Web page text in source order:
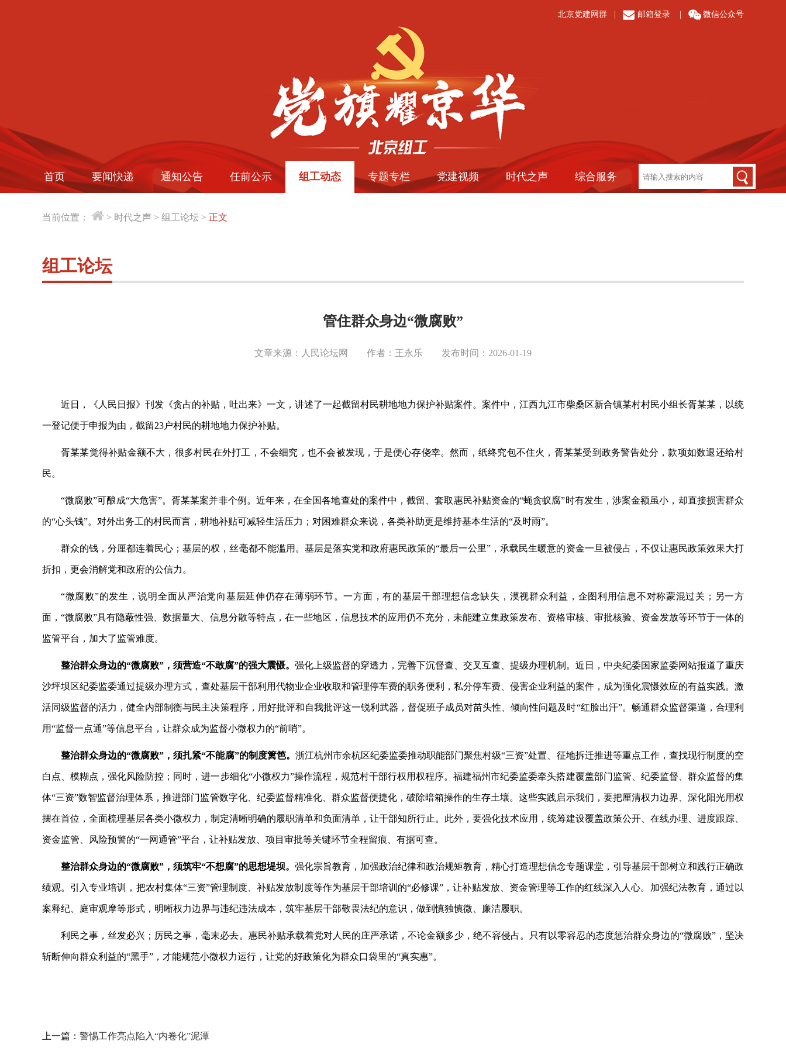
北京党建网群 邮箱登录 微信公众号
首页 要闻快递 通知公告 任前公示 组工动态 专题专栏 党建视频 时代之声 综合服务
当前位置： > 时代之声 > 组工论坛 > 正文
组工论坛
管住群众身边“微腐败”
文章来源：人民论坛网 作者：王永乐 发布时间：2026-01-19
近日，《人民日报》刊发《贪占的补贴，吐出来》一文，讲述了一起截留村民耕地地力保护补贴案件。案件中，江西九江市柴桑区新合镇某村村民小组长胥某某，以统
一登记便于申报为由，截留23户村民的耕地地力保护补贴。
胥某某觉得补贴金额不大，很多村民在外打工，不会细究，也不会被发现，于是便心存侥幸。然而，纸终究包不住火，胥某某受到政务警告处分，款项如数退还给村
民。
“微腐败”可酿成“大危害”。胥某某案并非个例。近年来，在全国各地查处的案件中，截留、套取惠民补贴资金的“蝇贪蚁腐”时有发生，涉案金额虽小，却直接损害群众
的“心头钱”。对外出务工的村民而言，耕地补贴可减轻生活压力；对困难群众来说，各类补助更是维持基本生活的“及时雨”。
群众的钱，分厘都连着民心；基层的权，丝毫都不能滥用。基层是落实党和政府惠民政策的“最后一公里”，承载民生暖意的资金一旦被侵占，不仅让惠民政策效果大打
折扣，更会消解党和政府的公信力。
“微腐败”的发生，说明全面从严治党向基层延伸仍存在薄弱环节。一方面，有的基层干部理想信念缺失，漠视群众利益，企图利用信息不对称蒙混过关；另一方
面，“微腐败”具有隐蔽性强、数据量大、信息分散等特点，在一些地区，信息技术的应用仍不充分，未能建立集政策发布、资格审核、审批核验、资金发放等环节于一体的
监管平台，加大了监管难度。
整治群众身边的“微腐败”，须营造“不敢腐”的强大震慑。 强化上级监督的穿透力，完善下沉督查、交叉互查、提级办理机制。近日，中央纪委国家监委网站报道了重庆
沙坪坝区纪委监委通过提级办理方式，查处基层干部利用代物业企业收取和管理停车费的职务便利，私分停车费、侵害企业利益的案件，成为强化震慑效应的有益实践。激
活同级监督的活力，健全内部制衡与民主决策程序，用好批评和自我批评这一锐利武器，督促班子成员对苗头性、倾向性问题及时“红脸出汗”。畅通群众监督渠道，合理利
用“监督一点通”等信息平台，让群众成为监督小微权力的“前哨”。
整治群众身边的“微腐败”，须扎紧“不能腐”的制度篱笆。 浙江杭州市余杭区纪委监委推动职能部门聚焦村级“三资”处置、征地拆迁推进等重点工作，查找现行制度的空
白点、模糊点，强化风险防控；同时，进一步细化“小微权力”操作流程，规范村干部行权用权程序。福建福州市纪委监委牵头搭建覆盖部门监管、纪委监督、群众监督的集
体“三资”数智监督治理体系，推进部门监管数字化、纪委监督精准化、群众监督便捷化，破除暗箱操作的生存土壤。这些实践启示我们，要把厘清权力边界、深化阳光用权
摆在首位，全面梳理基层各类小微权力，制定清晰明确的履职清单和负面清单，让干部知所行止。此外，要强化技术应用，统筹建设覆盖政策公开、在线办理、进度跟踪、
资金监管、风险预警的“一网通管”平台，让补贴发放、项目审批等关键环节全程留痕、有据可查。
整治群众身边的“微腐败”，须筑牢“不想腐”的思想堤坝。 强化宗旨教育，加强政治纪律和政治规矩教育，精心打造理想信念专题课堂，引导基层干部树立和践行正确政
绩观。引入专业培训，把农村集体“三资”管理制度、补贴发放制度等作为基层干部培训的“必修课”，让补贴发放、资金管理等工作的红线深入人心。加强纪法教育，通过以
案释纪、庭审观摩等形式，明晰权力边界与违纪违法成本，筑牢基层干部敬畏法纪的意识，做到慎独慎微、廉洁履职。
利民之事，丝发必兴；厉民之事，毫末必去。惠民补贴承载着党对人民的庄严承诺，不论金额多少，绝不容侵占。只有以零容忍的态度惩治群众身边的“微腐败”，坚决
斩断伸向群众利益的“黑手”，才能规范小微权力运行，让党的好政策化为群众口袋里的“真实惠”。
上一篇： 警惕工作亮点陷入“内卷化”泥潭